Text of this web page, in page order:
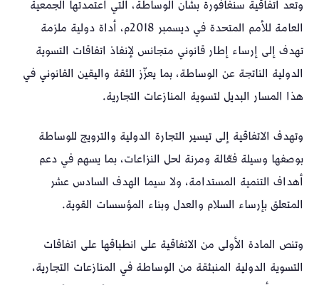
وتعد اتفاقية سنغافورة بشأن الوساطة، التي اعتمدتها الجمعية
العامة للأمم المتحدة في ديسمبر 2018م، أداة دولية ملزمة
تهدف إلى إرساء إطار قانوني متجانس لإنفاذ اتفاقات التسوية
الدولية الناتجة عن الوساطة، بما يعزّز الثقة واليقين القانوني في
هذا المسار البديل لتسوية المنازعات التجارية.
وتهدف الاتفاقية إلى تيسير التجارة الدولية والترويج للوساطة
بوصفها وسيلة فعّالة ومرنة لحل النزاعات، بما يسهم في دعم
أهداف التنمية المستدامة، ولا سيما الهدف السادس عشر
المتعلق بإرساء السلام والعدل وبناء المؤسسات القوية.
وتنص المادة الأولى من الاتفاقية على انطباقها على اتفاقات
التسوية الدولية المنبثقة من الوساطة في المنازعات التجارية،